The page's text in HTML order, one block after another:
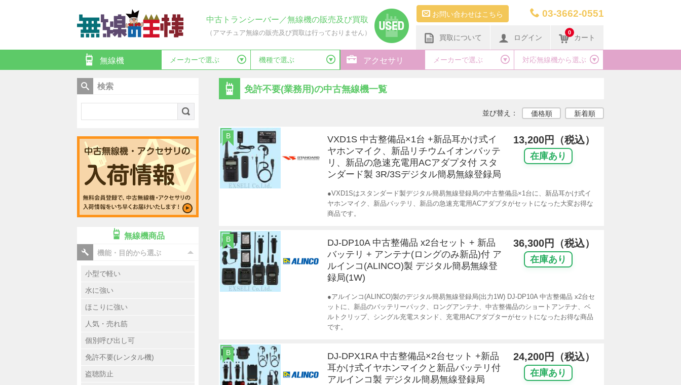
中古トランシーバー／無線機の販売及び買取
（アマチュア無線の販売及び買取は行っておりません）
お問い合わせはこちら 03-3662-0551
買取について ログイン
0
カート
無線機 メーカーで選ぶ 機種で選ぶ アクセサリ メーカーで選ぶ 対応無線機から選ぶ
免許不要(業務用)の中古無線機一覧
並び替え： 価格順 新着順
VXD1S 中古整備品×1台 +新品耳かけ式イ
ヤホンマイク、新品リチウムイオンバッテ
リ、新品の急速充電用ACアダプタ付 スタ
ンダード製 3R/3Sデジタル簡易無線登録局
13,200円（税込）
在庫あり
●VXD1Sはスタンダード製デジタル簡易無線登録局の中古整備品×1台に、新品耳かけ式イ
ヤホンマイク、新品バッテリ、新品の急速充電用ACアダプタがセットになった大変お得な
商品です。
B
DJ-DP10A 中古整備品 x2台セット + 新品
バッテリ + アンテナ(ロングのみ新品)付 ア
ルインコ(ALINCO)製 デジタル簡易無線登
録局(1W)
36,300円（税込）
在庫あり
●アルインコ(ALINCO)製のデジタル簡易無線登録局(出力1W) DJ-DP10A 中古整備品 x2台セ
ットに、新品のバッテリーパック、ロングアンテナ、中古整備品のショートアンテナ、ベ
ルトクリップ、シングル充電スタンド、充電用ACアダプターがセットになったお得な商品
です。
B
DJ-DPX1RA 中古整備品×2台セット +新品
耳かけ式イヤホンマイクと新品バッテリ付
アルインコ製 デジタル簡易無線登録局
24,200円（税込）
在庫あり
B
検索
無線機商品
機能・目的から選ぶ
小型で軽い
水に強い
ほこりに強い
人気・売れ筋
個別呼び出し可
免許不要(レンタル機)
盗聴防止